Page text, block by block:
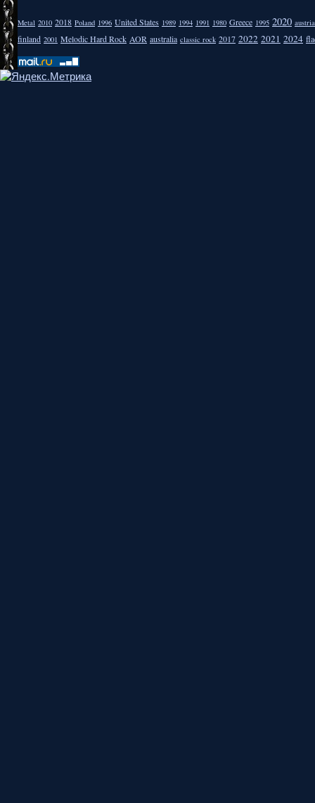
Metal 2010 2018 Poland 1996 United States 1989 1994 1991 1980 Greece 1995 2020 austria
finland 2001 Melodic Hard Rock AOR australia classic rock 2017 2022 2021 2024